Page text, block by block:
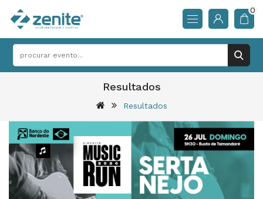
0
Resultados
Resultados